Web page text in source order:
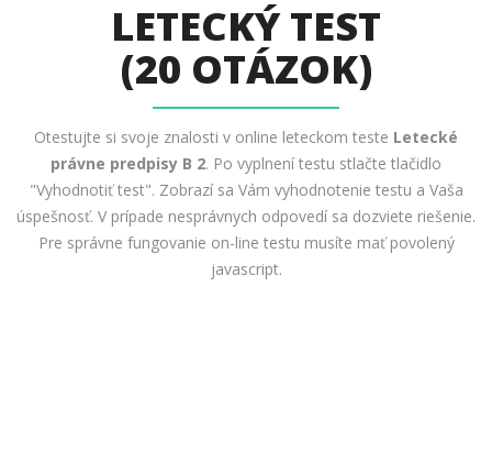
LETECKÝ TEST
(20 OTÁZOK)
Otestujte si svoje znalosti v online leteckom teste Letecké
právne predpisy B 2. Po vyplnení testu stlačte tlačidlo
"Vyhodnotiť test". Zobrazí sa Vám vyhodnotenie testu a Vaša
úspešnosť. V prípade nesprávnych odpovedí sa dozviete riešenie.
Pre správne fungovanie on-line testu musíte mať povolený
javascript.